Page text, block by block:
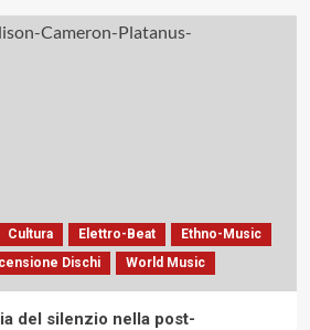
Cultura Elettro-Beat
Ethno-Music
Dischi World Music
del silenzio nella post-